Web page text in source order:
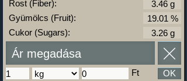
Rost (Fiber):
Gyümölcs (Fruit):
Cukor (Sugars):
Ár megadása
Ft OK